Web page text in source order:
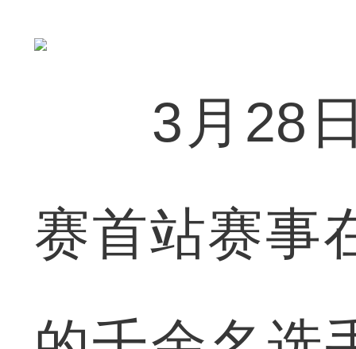
3月28日
赛首站赛事